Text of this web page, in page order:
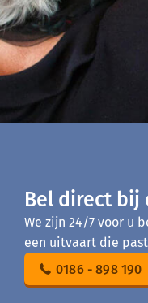
Bel direct bij
We zijn 24/7 voor u
een uitvaart die
0186 - 898 190